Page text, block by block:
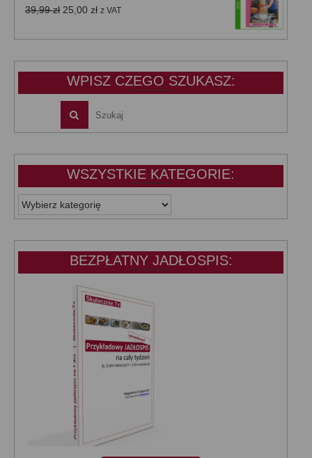
39,99zł Pierwotna
wynosiła:
25,00 złAktualna
wynosi:
z VAT
WPISZ CZEGO SZUKASZ:
WSZYSTKIE KATEGORIE:
WSZYSTKIE
KATEGORIE:
BEZPŁATNY JADŁOSPIS: